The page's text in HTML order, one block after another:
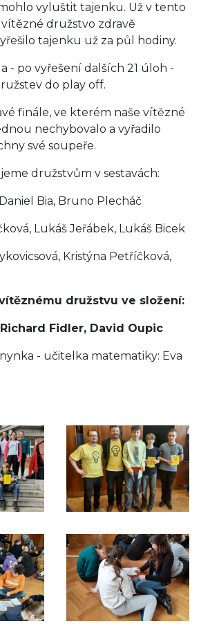
vyluštit tajenku. Už v tento
družstvo zdravě
tajenku už za půl hodiny.
- po vyřešení dalších 21 úloh -
do play off.
finále, ve kterém naše vítězné
nechybovalo a vyřadilo
své soupeře.
družstvům v sestavách:
Bia, Bruno Plecháč
Lukáš Jeřábek, Lukáš Bicek
Kristýna Petříčková,
družstvu ve složení:
Fidler, David Oupic
- učitelka matematiky: Eva